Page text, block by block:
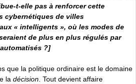
t-elle pas à renforcer cette
cybernétiques de villes
« intelligents », où les modes de
de plus en plus régulés par
?]
que la politique ordinaire est le domaine
la décision . Tout devient affaire